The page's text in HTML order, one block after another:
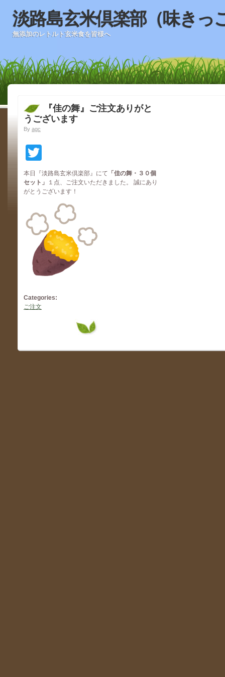
淡路島玄米倶楽部（味きっ
無添加のレトルト玄米食を皆様へ
『佳の舞』ご注文ありがと
うございます
By agc
本日『淡路島玄米倶楽部』にて 「佳の舞・３０個
セット」
１点、ご注文いただきました。 誠にあり
がとうございます！
Categories:
ご注文